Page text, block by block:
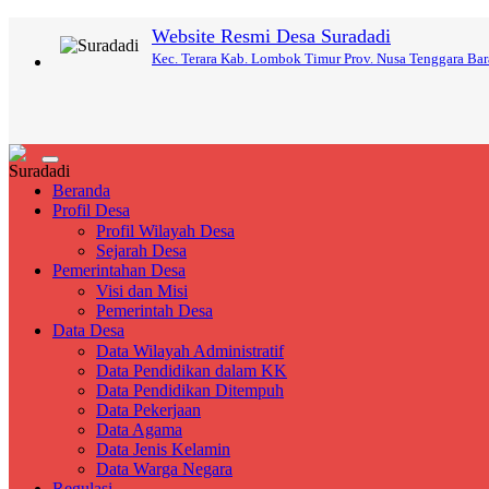
Website Resmi Desa Suradadi
Kec. Terara Kab. Lombok Timur Prov. Nusa Tenggara
Toggle
navigation
Beranda
Profil Desa
Profil Wilayah Desa
Sejarah Desa
Pemerintahan Desa
Visi dan Misi
Pemerintah Desa
Data Desa
Data Wilayah Administratif
Data Pendidikan dalam KK
Data Pendidikan Ditempuh
Data Pekerjaan
Data Agama
Data Jenis Kelamin
Data Warga Negara